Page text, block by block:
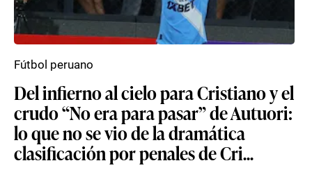
Del infierno al cielo para Cristiano y el
crudo “No era para pasar” de Autuori:
lo que no se vio de la dramática
clasificación por penales de Cri...
Fútbol peruano